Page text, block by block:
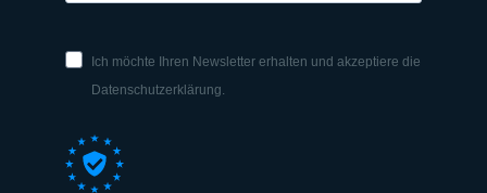
Ich möchte Ihren Newsletter erhalten und akzeptiere die
Datenschutzerklärung.